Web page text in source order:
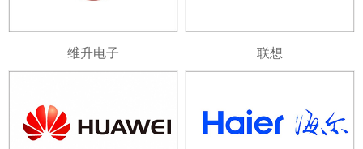
维升电子 联想